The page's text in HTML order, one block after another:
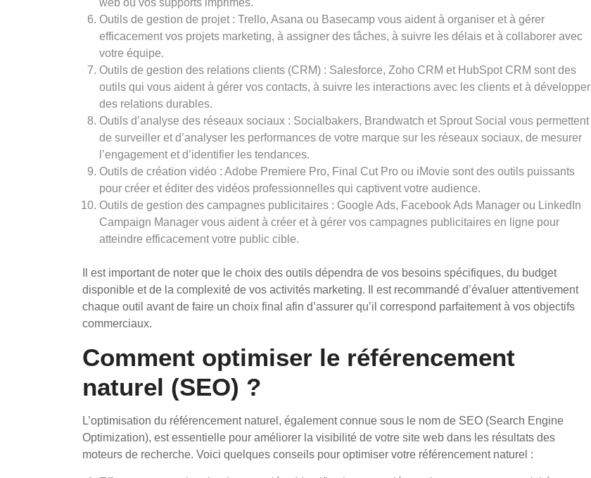
web ou vos supports imprimés.
Outils de gestion de projet : Trello, Asana ou Basecamp vous aident à organiser et à gérer
efficacement vos projets marketing, à assigner des tâches, à suivre les délais et à collaborer avec
votre équipe.
Outils de gestion des relations clients (CRM) : Salesforce, Zoho CRM et HubSpot CRM sont des
outils qui vous aident à gérer vos contacts, à suivre les interactions avec les clients et à développer
des relations durables.
Outils d’analyse des réseaux sociaux : Socialbakers, Brandwatch et Sprout Social vous permettent
de surveiller et d’analyser les performances de votre marque sur les réseaux sociaux, de mesurer
l’engagement et d’identifier les tendances.
Outils de création vidéo : Adobe Premiere Pro, Final Cut Pro ou iMovie sont des outils puissants
pour créer et éditer des vidéos professionnelles qui captivent votre audience.
Outils de gestion des campagnes publicitaires : Google Ads, Facebook Ads Manager ou LinkedIn
Campaign Manager vous aident à créer et à gérer vos campagnes publicitaires en ligne pour
atteindre efficacement votre public cible.
Il est important de noter que le choix des outils dépendra de vos besoins spécifiques, du budget
disponible et de la complexité de vos activités marketing. Il est recommandé d’évaluer attentivement
chaque outil avant de faire un choix final afin d’assurer qu’il correspond parfaitement à vos objectifs
commerciaux.
Comment optimiser le référencement
naturel (SEO) ?
L’optimisation du référencement naturel, également connue sous le nom de SEO (Search Engine
Optimization), est essentielle pour améliorer la visibilité de votre site web dans les résultats des
moteurs de recherche. Voici quelques conseils pour optimiser votre référencement naturel :